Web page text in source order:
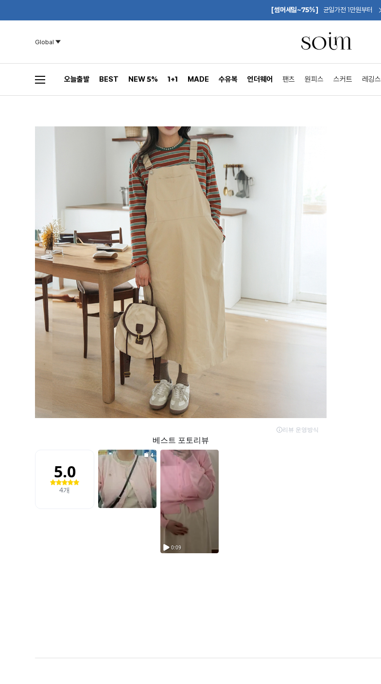
[썸머세일~75%] 균일가전 1만원부터
Global
오늘출발 BEST NEW 5% 1+1 MADE 수유복 언더웨어 팬츠 원피스 스커트 레깅스